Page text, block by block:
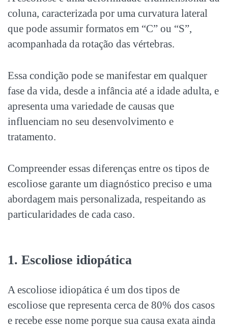
coluna, caracterizada por uma curvatura lateral
que pode assumir formatos em “C” ou “S”,
acompanhada da rotação das vértebras.
Essa condição pode se manifestar em qualquer
fase da vida, desde a infância até a idade adulta, e
apresenta uma variedade de causas que
influenciam no seu desenvolvimento e
tratamento.
Compreender essas diferenças entre os tipos de
escoliose garante um diagnóstico preciso e uma
abordagem mais personalizada, respeitando as
particularidades de cada caso.
1. Escoliose idiopática
A escoliose idiopática é um dos tipos de
escoliose que representa cerca de 80% dos casos
e recebe esse nome porque sua causa exata ainda